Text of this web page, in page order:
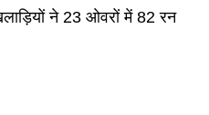
ने 23 ओवरों में 82 रन